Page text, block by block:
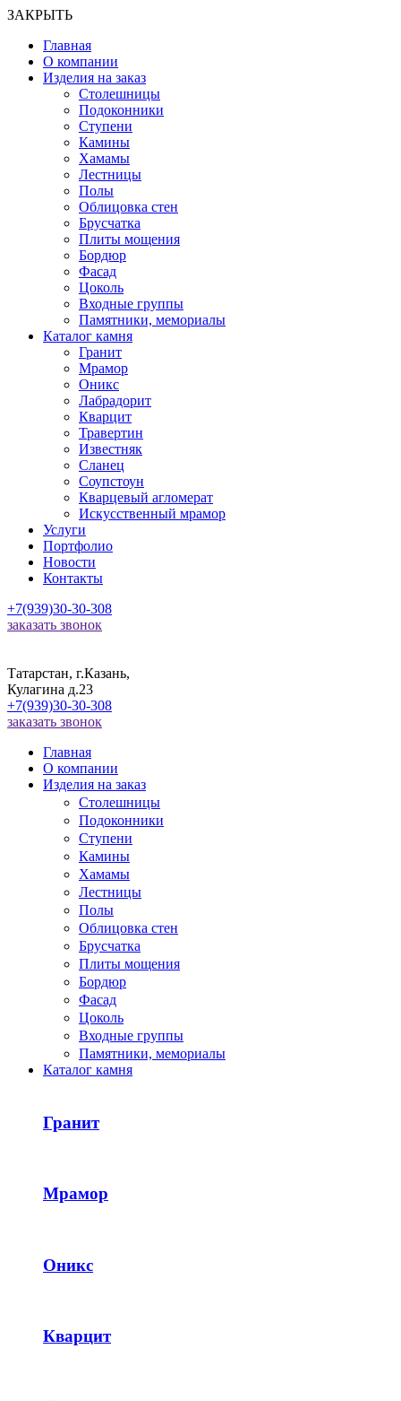
ЗАКРЫТЬ
Главная
О компании
Изделия на заказ
Столешницы
Подоконники
Ступени
Камины
Хамамы
Лестницы
Полы
Облицовка стен
Брусчатка
Плиты мощения
Бордюр
Фасад
Цоколь
Входные группы
Памятники, мемориалы
Каталог камня
Гранит
Мрамор
Оникс
Лабрадорит
Кварцит
Травертин
Известняк
Сланец
Соупстоун
Кварцевый агломерат
Искусственный мрамор
Услуги
Портфолио
Новости
Контакты
+7(939)30-30-308
заказать звонок
Татарстан, г.Казань,
Кулагина д.23
+7(939)30-30-308
заказать звонок
Главная
О компании
Изделия на заказ
Столешницы
Подоконники
Ступени
Камины
Хамамы
Лестницы
Полы
Облицовка стен
Брусчатка
Плиты мощения
Бордюр
Фасад
Цоколь
Входные группы
Памятники, мемориалы
Каталог камня
Гранит
Мрамор
Оникс
Кварцит